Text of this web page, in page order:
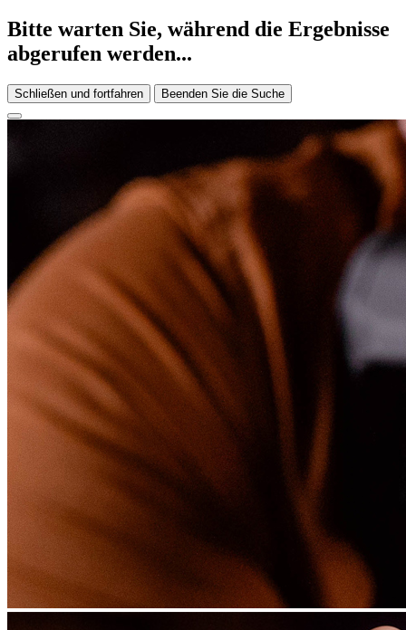
Bitte warten Sie, während die Ergebnisse
abgerufen werden...
Schließen und fortfahren Beenden Sie die Suche